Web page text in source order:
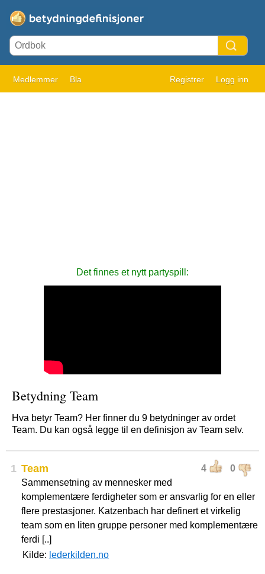
Medlemmer Bla Registrer Logg inn
Det finnes et nytt partyspill:
Betydning Team
Hva betyr Team? Her finner du 9 betydninger av ordet
Team. Du kan også legge til en definisjon av Team selv.
1 4 0
Team
Sammensetning av mennesker med
komplementære ferdigheter som er ansvarlig for en eller
flere prestasjoner. Katzenbach har definert et virkelig
team som en liten gruppe personer med komplementære
ferdi [..]
Kilde: lederkilden.no